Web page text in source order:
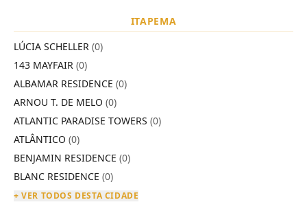
ITAPEMA
LÚCIA SCHELLER (0)
143 MAYFAIR (0)
ALBAMAR RESIDENCE (0)
ARNOU T. DE MELO (0)
ATLANTIC PARADISE TOWERS (0)
ATLÂNTICO (0)
BENJAMIN RESIDENCE (0)
BLANC RESIDENCE (0)
+ VER TODOS DESTA CIDADE